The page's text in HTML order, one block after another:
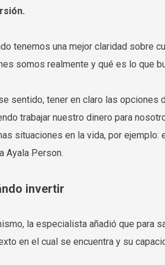
tenemos una mejor claridad sobre
somos realmente y qué es lo que
sentido, tener en claro las
trabajar nuestro dinero para
situaciones en la vida, por
Ayala Person.
invertir
la especialista añadió que para
en el cual se encuentra y su